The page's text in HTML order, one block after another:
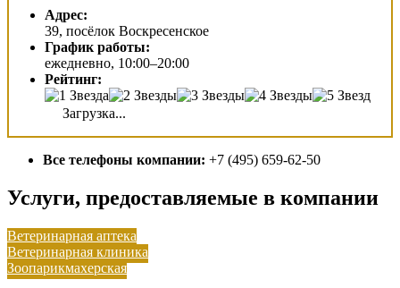
Адрес:
39, посёлок Воскресенское
График работы:
ежедневно, 10:00–20:00
Рейтинг:
Загрузка...
Все телефоны компании: +7 (495) 659-62-50
Услуги, предоставляемые в компании
Ветеринарная аптека
Ветеринарная клиника
Зоопарикмахерская